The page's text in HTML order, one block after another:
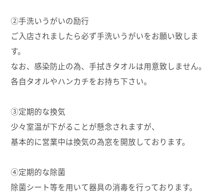
②手洗いうがいの励行
ご入店されましたら必ず手洗いうがいをお願い致しま
す。
なお、感染防止の為、手拭きタオルは用意致しません。
各自タオルやハンカチをお持ち下さい。
③定期的な換気
少々室温が下がることが懸念されますが、
基本的に営業中は換気の為窓を開放しております。
④定期的な除菌
除菌シート等を用いて器具の消毒を行っております。